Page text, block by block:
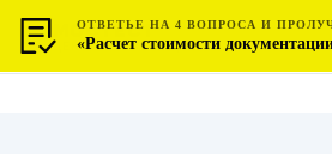
МОСТЕСТ
ЦЕНТР СЕРТИФИКАЦИИ
«Расчет стоимости